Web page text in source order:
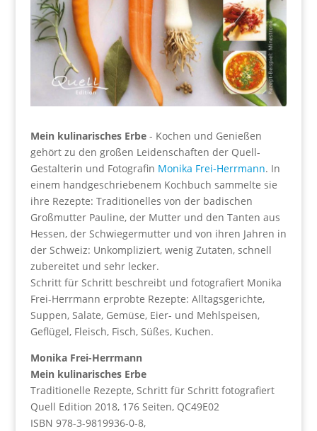
Mein kulinarisches Erbe- Kochen und Genießen
gehört zu den großen Leidenschaften der Quell-
Gestalterin und Fotografin Monika Frei-Herrmann. In
einem handgeschriebenem Kochbuch sammelte sie
ihre Rezepte: Traditionelles von der badischen
Großmutter Pauline, der Mutter und den Tanten aus
Hessen, der Schwiegermutter und von ihren Jahren in
der Schweiz: Unkompliziert, wenig Zutaten, schnell
zubereitet und sehr lecker.
Schritt für Schritt beschreibt und fotografiert Monika
Frei-Herrmann erprobte Rezepte: Alltagsgerichte,
Suppen, Salate, Gemüse, Eier- und Mehlspeisen,
Geflügel, Fleisch, Fisch, Süßes, Kuchen.
Monika Frei-Herrmann
Mein kulinarisches Erbe
Traditionelle Rezepte, Schritt für Schritt fotografiert
Quell Edition 2018, 176 Seiten, QC49E02
ISBN 978-3-9819936-0-8,